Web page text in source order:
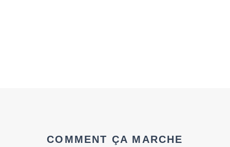
COMMENT ÇA MARCHE